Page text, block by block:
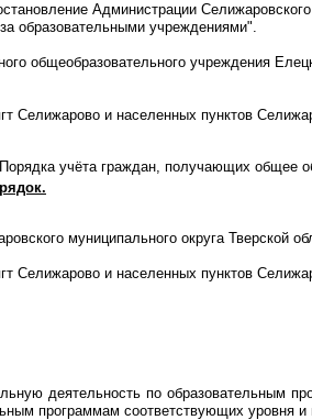
Администрации Селижаровского
образовательными учреждениями".
общеобразовательного учреждения
Селижарово и населенных пунктов
учёта граждан, получающих общее
муниципального округа Тверской
Селижарово и населенных пунктов
деятельность по образовательным
программам соответствующих уровня и